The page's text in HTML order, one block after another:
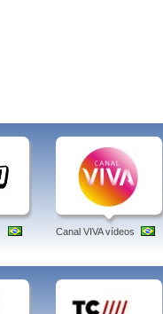
Canal VIVA vídeos